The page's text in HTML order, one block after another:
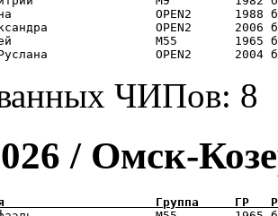
OPEN2
OPEN2
М55
ЧИПов: 8
/ Омск-